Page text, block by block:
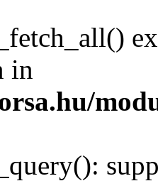
in